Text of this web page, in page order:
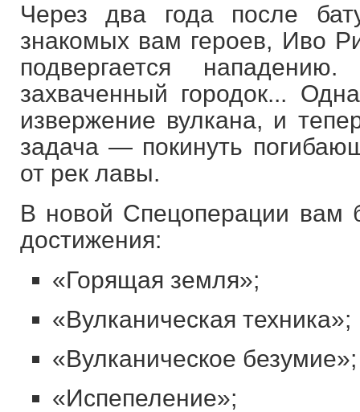
Через два года после
знакомых вам героев, Иво
подвергается
захваченный городок...
извержение вулкана, и
задача — покинуть
от рек лавы.
В новой Спецоперации вам
достижения:
«Горящая земля»;
«Вулканическая техника»;
«Вулканическое безумие»;
«Испепеление»;